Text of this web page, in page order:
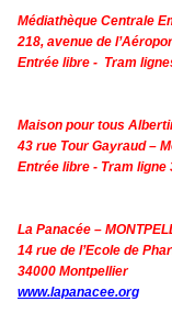
Médiathèque Centrale
218, avenue de
Entrée libre - Tram
Maison pour tous
43 rue Tour Gayraud –
Entrée libre - Tram
La Panacée –
14 rue de l’Ecole de
34000 Montpellier
www.lapanacee.org